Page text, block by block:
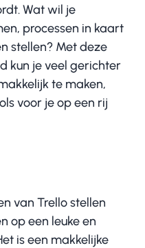
Wat wil je
processen in kaart
stellen? Met deze
kun je veel gerichter
te maken,
voor je op een rij
van Trello stellen
op een leuke en
is een makkelijke